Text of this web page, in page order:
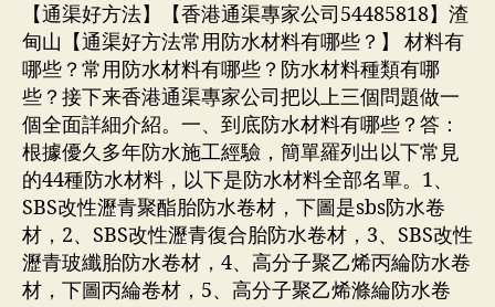
【通渠好方法】【香港通渠專家公司54485818】渣
甸山【通渠好方法常用防水材料有哪些？】 材料有
哪些？常用防水材料有哪些？防水材料種類有哪
些？接下来香港通渠專家公司把以上三個問題做一
個全面詳細介紹。一、到底防水材料有哪些？答：
根據優久多年防水施工經驗，簡單羅列出以下常見
的44種防水材料，以下是防水材料全部名單。1、
SBS改性瀝青聚酯胎防水卷材，下圖是sbs防水卷
材，2、SBS改性瀝青復合胎防水卷材，3、SBS改性
瀝青玻纖胎防水卷材，4、高分子聚乙烯丙綸防水卷
材，下圖丙綸卷材，5、高分子聚乙烯滌綸防水卷